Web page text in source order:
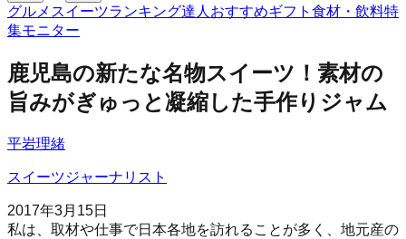
グルメ スイーツランキング達人おすすめギフト 食材・飲料特
集モニター
鹿児島の新たな名物スイーツ！素材の
旨みがぎゅっと凝縮した手作りジャム
平岩理緒
スイーツジャーナリスト
2017年3月15日
私は、取材や仕事で日本各地を訪れることが多く、地元産の